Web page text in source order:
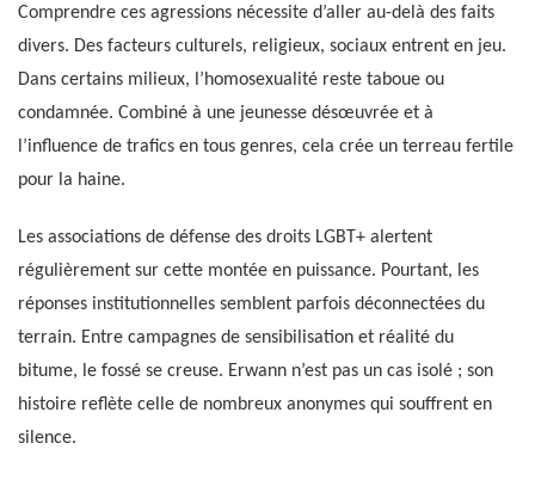
Comprendre ces agressions nécessite d’aller au-delà des faits
divers. Des facteurs culturels, religieux, sociaux entrent en jeu.
Dans certains milieux, l’homosexualité reste taboue ou
condamnée. Combiné à une jeunesse désœuvrée et à
l’influence de trafics en tous genres, cela crée un terreau fertile
pour la haine.
Les associations de défense des droits LGBT+ alertent
régulièrement sur cette montée en puissance. Pourtant, les
réponses institutionnelles semblent parfois déconnectées du
terrain. Entre campagnes de sensibilisation et réalité du
bitume, le fossé se creuse. Erwann n’est pas un cas isolé ; son
histoire reflète celle de nombreux anonymes qui souffrent en
silence.